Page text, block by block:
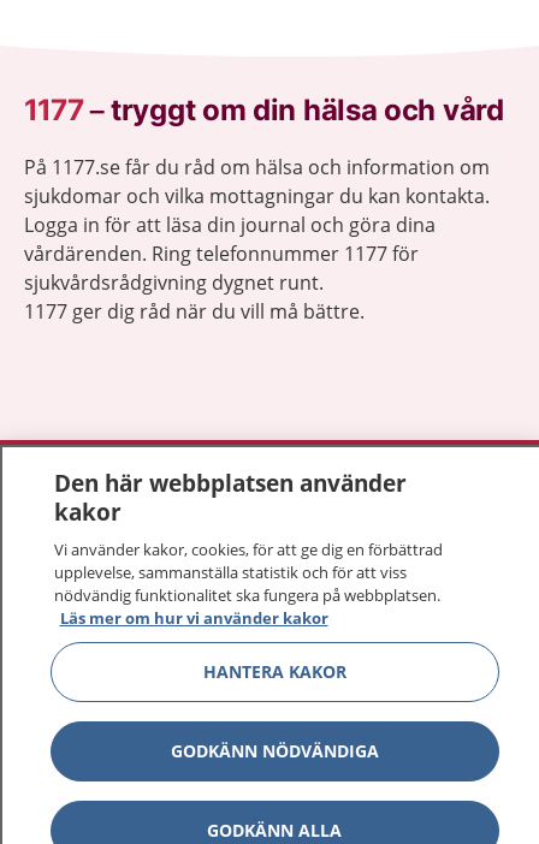
1177–tryggt om din hälsa och vård
På 1177.se får du råd om hälsa och information om
sjukdomar och vilka mottagningar du kan kontakta.
Logga in för att läsa din journal och göra dina
vårdärenden. Ring telefonnummer 1177 för
sjukvårdsrådgivning dygnet runt.
1177 ger dig råd när du vill må bättre.
1177 på flera språk
Kontakt
Behandling av personuppgifter
Hantering av kakor
Inställningar för kakor
Den här webbplatsen använder
kakor
Vi använder kakor, cookies, för att ge dig en förbättrad
upplevelse, sammanställa statistik och för att viss
nödvändig funktionalitet ska fungera på webbplatsen.
Läs mer om hur vi använder kakor
HANTERA KAKOR
GODKÄNN NÖDVÄNDIGA
GODKÄNN ALLA